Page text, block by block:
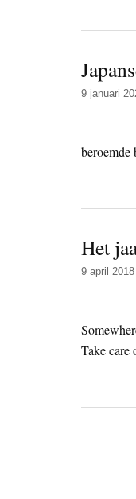
9 januari
beroemde
Het
9 april 2018
Take care